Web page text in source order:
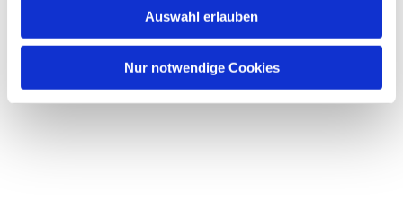
Auswahl erlauben
Nur notwendige Cookies